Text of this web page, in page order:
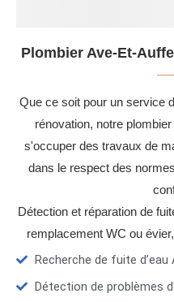
Plombier Ave-Et-
Que ce soit pour un service
rénovation, notre
s'occuper des travaux de
dans le respect des
Détection et réparation de
remplacement WC ou
Recherche de fuite
Détection de problèmes